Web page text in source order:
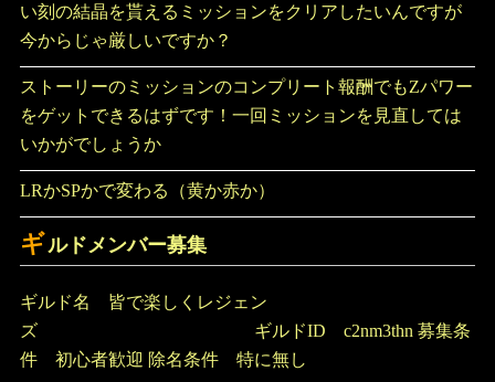
い刻の結晶を貰えるミッションをクリアしたいんですが
今からじゃ厳しいですか？
ストーリーのミッションのコンプリート報酬でもZパワー
をゲットできるはずです！一回ミッションを見直しては
いかがでしょうか
LRかSPかで変わる（黄か赤か）
ギルドメンバー募集
ギルド名 皆で楽しくレジェン
ズ ギルドID c2nm3thn 募集条
件 初心者歓迎 除名条件 特に無し